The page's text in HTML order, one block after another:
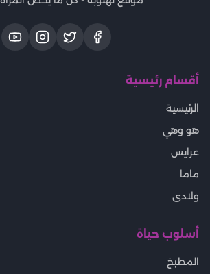
أقسام رئيسية
الرئيسية
هو وهي
عرايس
ماما
ولادى
أسلوب حياة
المطبخ